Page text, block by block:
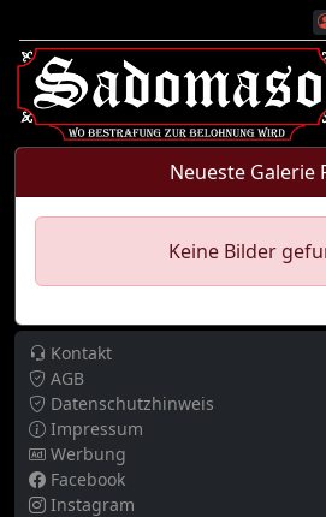
Neueste Galerie
Keine Bilder
Kontakt
AGB
Datenschutzhinweis
Impressum
Werbung
Facebook
Instagram